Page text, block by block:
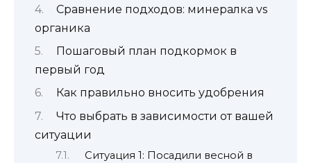
Сравнение подходов: минералка vs
органика
Пошаговый план подкормок в
первый год
Как правильно вносить удобрения
Что выбрать в зависимости от вашей
ситуации
Ситуация 1: Посадили весной в